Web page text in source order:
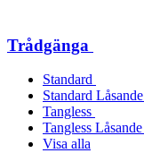
Trådgänga
Standard
Standard Låsande
Tangless
Tangless Låsande
Visa alla